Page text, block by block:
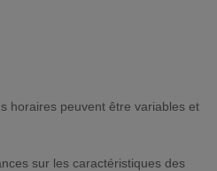
horaires peuvent être variables et
sur les caractéristiques des